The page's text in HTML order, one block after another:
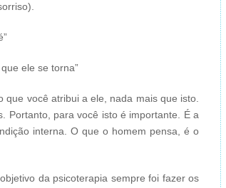
ele se torna”
que você atribui a ele, nada mais que isto.
Portanto, para você isto é importante. É a
interna. O que o homem pensa, é o
da psicoterapia sempre foi fazer os